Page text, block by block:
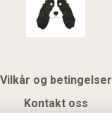
Vilkår og betingelser
Kontakt oss